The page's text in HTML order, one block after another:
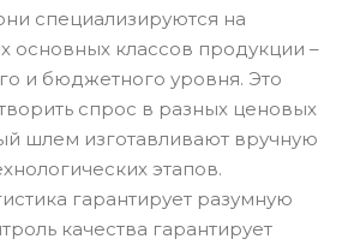
специализируются на
основных классов продукции –
и бюджетного уровня. Это
спрос в разных ценовых
шлем изготавливают вручную
этапов.
гарантирует разумную
качества гарантирует